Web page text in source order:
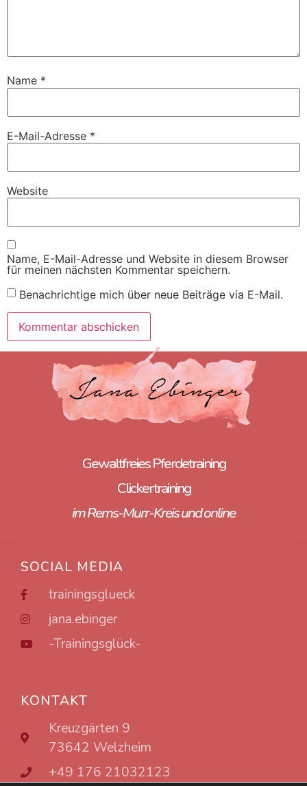
Name *
E-Mail-Adresse *
Website
Name, E-Mail-Adresse und Website in diesem Browser
für meinen nächsten Kommentar speichern.
Benachrichtige mich über neue Beiträge via E-Mail.
KONTAKT
Kreuzgärten 9
73642 Welzheim
+49 176 21032123
SOCIAL MEDIA
trainingsglueck
jana.ebinger
-Trainingsglück-
Gewaltfreies Pferdetraining
Clickertraining
im Rems-Murr-Kreis und online